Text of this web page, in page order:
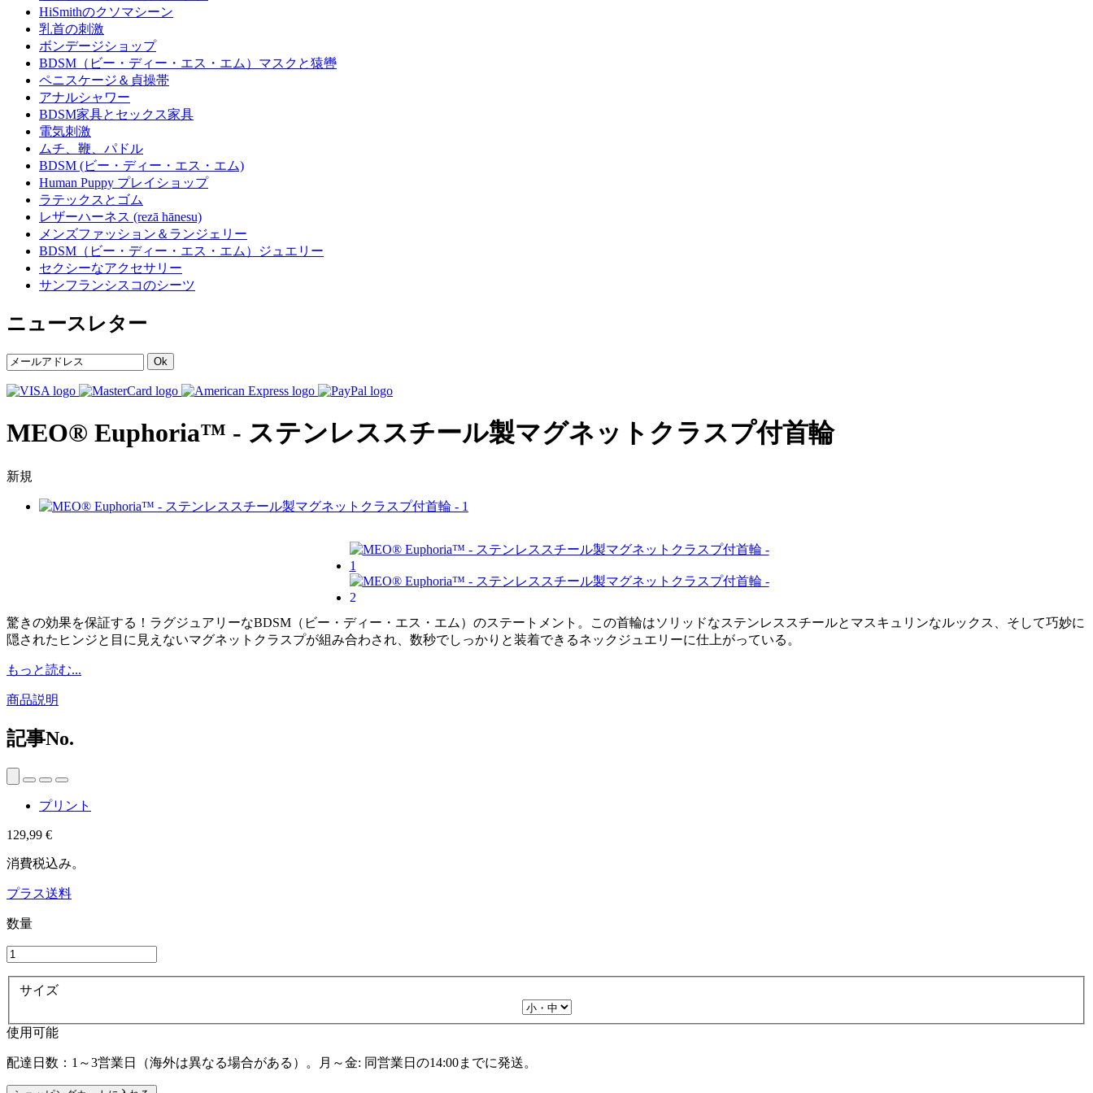
HiSmithのクソマシーン
乳首の刺激
ボンデージショップ
BDSM（ビー・ディー・エス・エム）マスクと猿轡
ペニスケージ＆貞操帯
アナルシャワー
BDSM家具とセックス家具
電気刺激
ムチ、鞭、パドル
BDSM (ビー・ディー・エス・エム)
Human Puppy プレイショップ
ラテックスとゴム
レザーハーネス (rezā hānesu)
メンズファッション＆ランジェリー
BDSM（ビー・ディー・エス・エム）ジュエリー
セクシーなアクセサリー
サンフランシスコのシーツ
ニュースレター
Ok
MEO® Euphoria™ - ステンレススチール製マグネットクラスプ付首輪
新規
驚きの効果を保証する！ラグジュアリーなBDSM（ビー・ディー・エス・エム）のステートメント。この首輪はソリッドなステンレススチールとマスキュリンなルックス、そして巧妙に
隠されたヒンジと目に見えないマグネットクラスプが組み合わされ、数秒でしっかりと装着できるネックジュエリーに仕上がっている。
もっと読む...
商品説明
記事No.
プリント
129,99 €
消費税込み。
プラス送料
数量
サイズ
使用可能
配達日数：1～3営業日（海外は異なる場合がある）。月～金: 同営業日の14:00までに発送。